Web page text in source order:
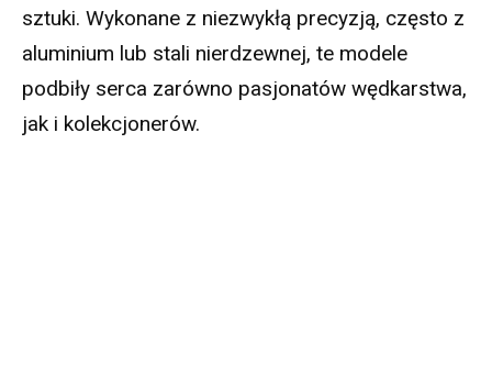
sztuki. Wykonane z niezwykłą precyzją, często z
aluminium lub stali nierdzewnej, te modele
podbiły serca zarówno pasjonatów wędkarstwa,
jak i kolekcjonerów.